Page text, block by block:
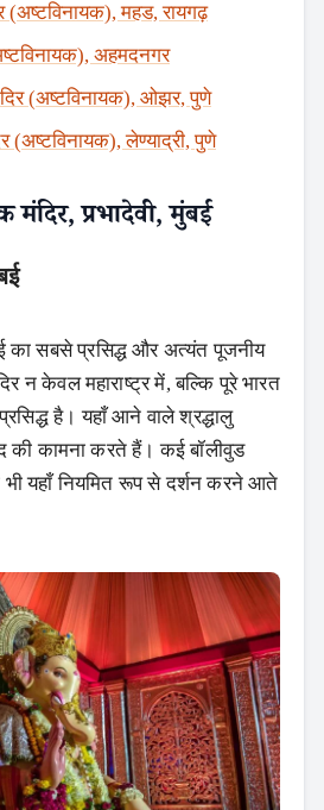
(अष्टविनायक), महड, रायगढ़
अहमदनगर
(अष्टविनायक), ओझर, पुणे
(अष्टविनायक), लेण्याद्री, पुणे
मंदिर, प्रभादेवी, मुंबई
का सबसे प्रसिद्ध और अत्यंत पूजनीय
न केवल महाराष्ट्र में, बल्कि पूरे भारत
है। यहाँ आने वाले श्रद्धालु
की कामना करते हैं। कई बॉलीवुड
भी यहाँ नियमित रूप से दर्शन करने आते